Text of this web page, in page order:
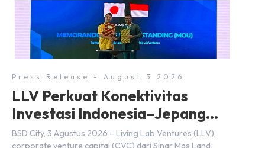
dengan jalur sungai sepanjang 1,5 km yang dikelilingi
lanskap tropis rimbun di BSD City yang sebelumnya
dikenal sebagai Green Pathway. Transformasi ini
merupakan bagian dari upaya perusahaan untuk […]
Press Release - August 3 2026
LLV Perkuat Konektivitas
Investasi Indonesia–Jepang
(FDI) pada 2025
BSD City, 3 Agustus 2026 – Living Lab Ventures (LLV),
corporate venture capital (CVC) dari Sinar Mas Land,